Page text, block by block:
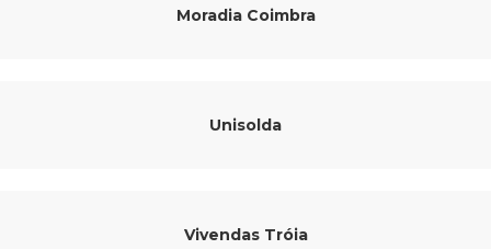
Moradia Coimbra
Unisolda
Vivendas Tróia